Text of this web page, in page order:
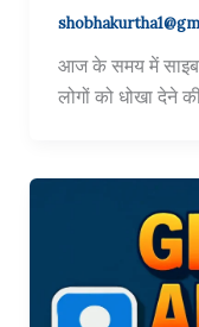
आज के समय में
लोगों को धोखा देने